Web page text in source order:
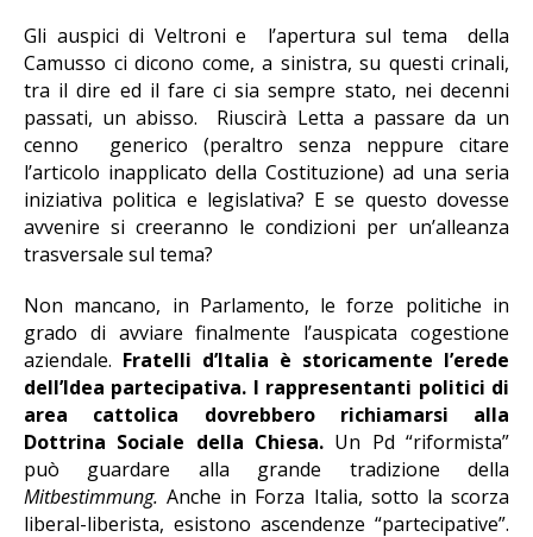
Gli auspici di Veltroni e l’apertura sul tema della
Camusso ci dicono come, a sinistra, su questi crinali,
tra il dire ed il fare ci sia sempre stato, nei decenni
passati, un abisso. Riuscirà Letta a passare da un
cenno generico (peraltro senza neppure citare
l’articolo inapplicato della Costituzione) ad una seria
iniziativa politica e legislativa? E se questo dovesse
avvenire si creeranno le condizioni per un’alleanza
trasversale sul tema?
Non mancano, in Parlamento, le forze politiche in
grado di avviare finalmente l’auspicata cogestione
aziendale. Fratelli d’Italia è storicamente l’erede
dell’Idea partecipativa. I rappresentanti politici di
area cattolica dovrebbero richiamarsi alla
Dottrina Sociale della Chiesa. Un Pd “riformista”
può guardare alla grande tradizione della
Mitbestimmung.Anche in Forza Italia, sotto la scorza
liberal-liberista, esistono ascendenze “partecipative”.